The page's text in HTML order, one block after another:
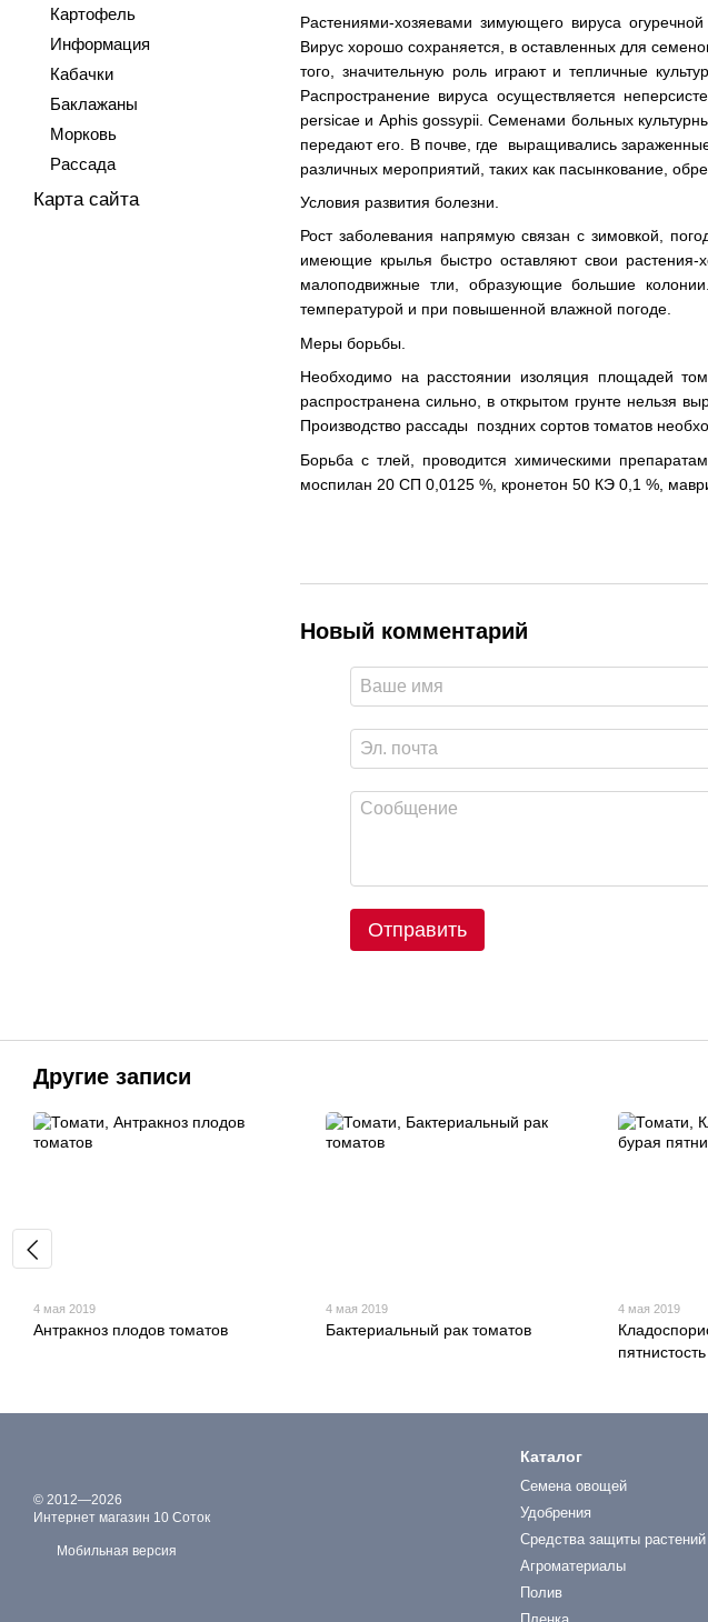
Растениями-хозяевами зимующего вируса
Вирус хорошо сохраняется, в оставленных для
того, значительную роль играют и тепличные
Распространение вируса осуществляется
persicae и Aphis gossypii. Семенами больных
передают его. В почве, где выращивались
различных мероприятий, таких как пасынкование,
Условия развития болезни.
Рост заболевания напрямую связан с зимовкой,
имеющие крылья быстро оставляют свои
малоподвижные тли, образующие большие
температурой и при повышенной влажной погоде.
Меры борьбы.
Необходимо на расстоянии изоляция площадей
распространена сильно, в открытом грунте нельзя
Производство рассады поздних сортов томатов
Борьба с тлей, проводится химическими
моспилан 20 СП 0,0125 %, кронетон 50 КЭ 0,1 %,
Новый комментарий
Отправить
Картофель
Информация
Кабачки
Баклажаны
Морковь
Рассада
Карта сайта
Другие записи
4 мая 2019
Антракноз плодов томатов
4 мая 2019
Бактериальный рак томатов
4 мая 2019
© 2012—2026
Интернет магазин 10 Соток
Мобильная версия
Каталог
Семена овощей
Удобрения
Средства защиты растений
Агроматериалы
Полив